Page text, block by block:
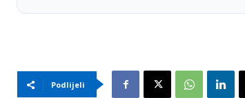
Podlijeli